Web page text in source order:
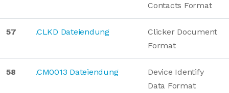
Contacts Format
57 .CLKD Dateiendung
Clicker Document
Format
58 .CM0013 Dateiendung
Device Identify
Data Format